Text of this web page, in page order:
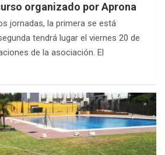
organizado por Aprona
jornadas, la primera se está
tendrá lugar el viernes 20 de
de la asociación. El